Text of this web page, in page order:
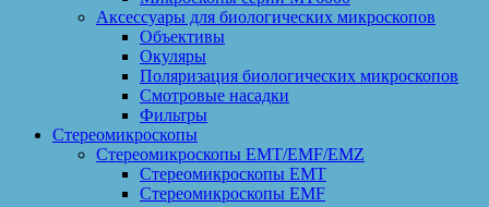
Аксессуары для биологических микроскопов
Объективы
Окуляры
Поляризация биологических микроскопов
Смотровые насадки
Фильтры
Стереомикроскопы
Стереомикроскопы EMT/EMF/EMZ
Стереомикроскопы EMT
Стереомикроскопы EMF